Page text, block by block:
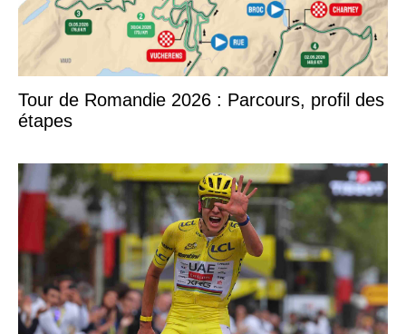
Tour de Romandie 2026 : Parcours, profil des
étapes